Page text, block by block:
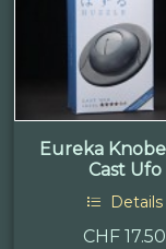
Eureka
Cast Ufo
Details
CHF 17.50